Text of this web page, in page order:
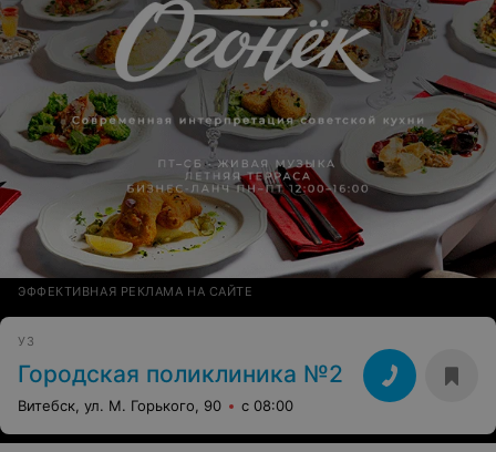
ЭФФЕКТИВНАЯ РЕКЛАМА НА САЙТЕ
УЗ
Городская поликлиника №2
Витебск, ул. М. Горького, 90 с 08:00